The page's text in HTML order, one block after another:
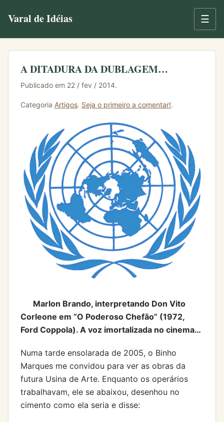
Varal de Idéias ☰
A DITADURA DA DUBLAGEM…
Publicado em 22 / fev / 2014.
Categoria Artigos. Seja o primeiro a comentar!.
Marlon Brando, interpretando Don Vito
Corleone em “O Poderoso Chefão” (1972,
Ford Coppola). A voz imortalizada no cinema…
Numa tarde ensolarada de 2005, o Binho
Marques me convidou para ver as obras da
futura Usina de Arte. Enquanto os operários
trabalhavam, ele se abaixou, desenhou no
cimento como ela seria e disse: